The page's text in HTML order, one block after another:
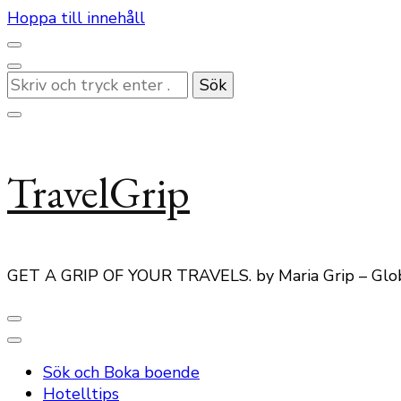
Hoppa till innehåll
Letar
du
efter
TravelGrip
GET A GRIP OF YOUR TRAVELS. by Maria Grip –
Sök och Boka boende
Hotelltips